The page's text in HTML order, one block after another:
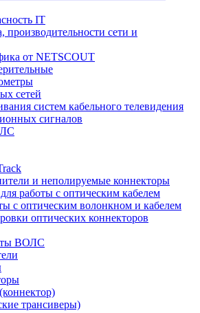
IT
производительности сети и
от NETSCOUT
сетей
систем кабельного телевидения
сигналов
и неполируемые коннекторы
работы с оптическим кабелем
с оптическим волонкном и кабелем
оптических коннекторов
ВОЛС
трансиверы)